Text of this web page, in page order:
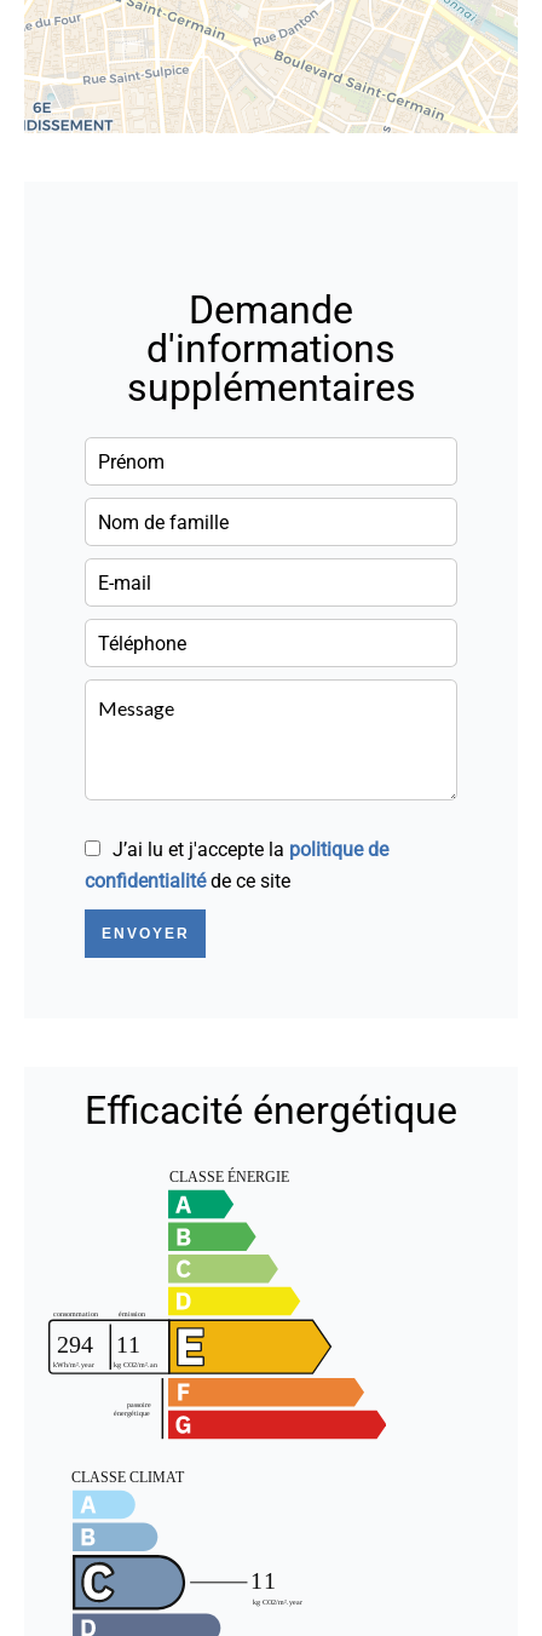
Demande
d'informations
supplémentaires
J’ai lu et j'accepte la politique de
confidentialitéde ce site
ENVOYER
Efficacité énergétique